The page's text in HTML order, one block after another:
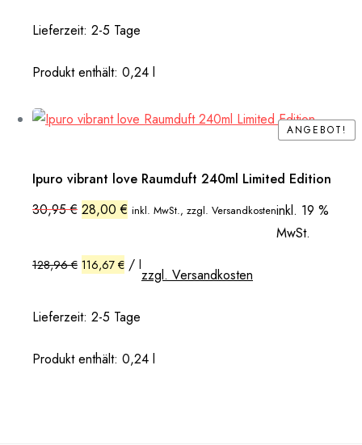
Lieferzeit: 2-5 Tage
Produkt enthält: 0,24 l
ANGEBOT!
ANGEBOT!
Ipuro vibrant love Raumduft 240ml Limited Edition
30,95€ Ursprünglicher
Preis
28,00€ Aktueller
Preis
inkl. MwSt., zzgl. Versandkosten
128,96€ 116,67 € / l
inkl. 19 %
MwSt.
zzgl. Versandkosten
Lieferzeit: 2-5 Tage
Produkt enthält: 0,24 l